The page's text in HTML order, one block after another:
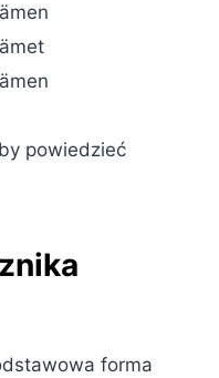
powiedzieć
forma